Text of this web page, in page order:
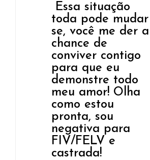
Essa situação
toda pode mudar
se, você me der a
chance de
conviver contigo
para que eu
demonstre todo
meu amor! Olha
como estou
pronta, sou
negativa para
FIV/FELV e
castrada!